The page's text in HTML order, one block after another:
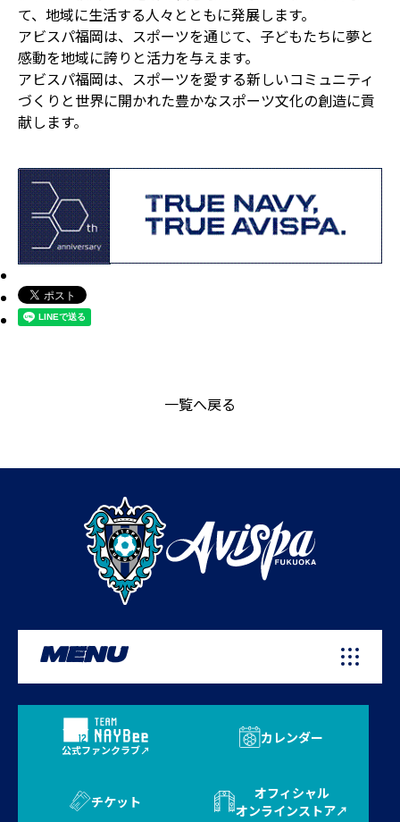
て、地域に生活する人々とともに発展します。
アビスパ福岡は、スポーツを通じて、子どもたちに夢と
感動を地域に誇りと活力を与えます。
アビスパ福岡は、スポーツを愛する新しいコミュニティ
づくりと世界に開かれた豊かなスポーツ文化の創造に貢
献します。
一覧へ戻る
MENU
公式ファンクラブ
カレンダー
チケット
オフィシャル
オンラインストア